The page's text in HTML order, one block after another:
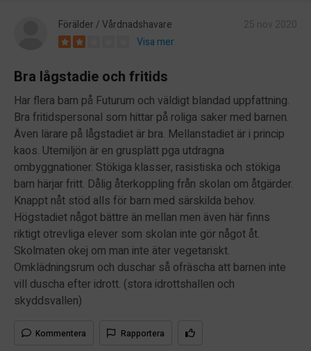
Förälder / Vårdnadshavare
Visa mer
Bra lågstadie och fritids
Har flera barn på Futurum och väldigt blandad uppfattning.
Bra fritidspersonal som hittar på roliga saker med barnen.
Även lärare på lågstadiet är bra. Mellanstadiet är i princip
kaos. Utemiljön är en grusplätt pga utdragna
ombyggnationer. Stökiga klasser, rasistiska och stökiga
barn härjar fritt. Dålig återkoppling från skolan om åtgärder.
Knappt nåt stöd alls för barn med särskilda behov.
Högstadiet något bättre än mellan men även här finns
riktigt otrevliga elever som skolan inte gör något åt.
Skolmaten okej om man inte äter vegetariskt.
Omklädningsrum och duschar så ofräscha att barnen inte
vill duscha efter idrott. (stora idrottshallen och
skyddsvallen)
Kommentera Rapportera